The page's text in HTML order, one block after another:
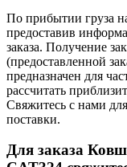
По прибытии груза
предоставив
заказа. Получение
(предоставленной
предназначен для
рассчитать
Свяжитесь с нами
поставки.
Для заказа